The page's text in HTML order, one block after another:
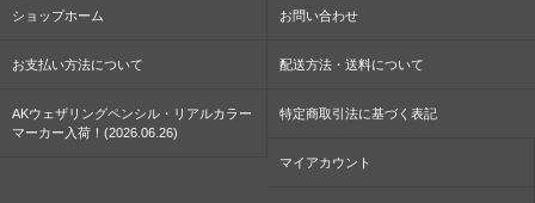
ショップホーム お問い合わせ
お支払い方法について 配送方法・送料について
AKウェザリングペンシル・リアルカラー
マーカー入荷！(2026.06.26)
特定商取引法に基づく表記
マイアカウント